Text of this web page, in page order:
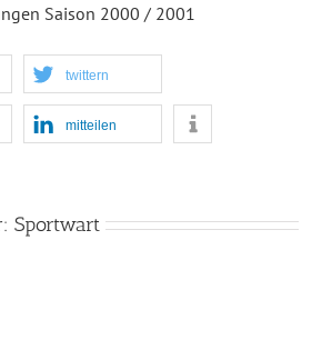
Saison 2000 / 2001
twittern
mitteilen
Sportwart